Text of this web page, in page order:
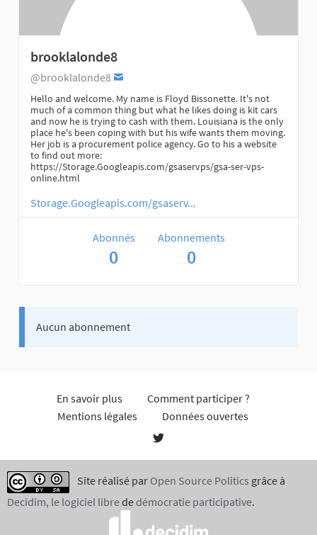
brooklalonde8
@brooklalonde8
Hello and welcome. My name is Floyd Bissonette. It's not
much of a common thing but what he likes doing is kit cars
and now he is trying to cash with them. Louisiana is the only
place he's been coping with but his wife wants them moving.
Her job is a procurement police agency. Go to his a website
to find out more:
https://Storage.Googleapis.com/gsaservps/gsa-ser-vps-
online.html
Storage.Googleapis.com/gsaserv...
Abonnés
0
Abonnements
0
Aucun abonnement
En savoir plus
Comment participer ?
Mentions légales
Données ouvertes
Site réalisé par Open Source Politics grâce à
Decidim, le logiciel librededémocratie participative.